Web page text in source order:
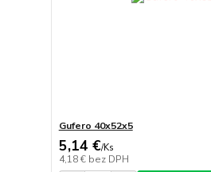
Gufero 40x52x5
5,14 €/Ks
4,18 € bez DPH